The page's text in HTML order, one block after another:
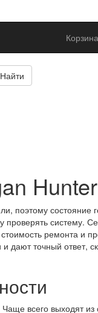
Корзина
Найти
поэтому состояние
проверять систему.
ремонта и
точный ответ,
всего выходят из